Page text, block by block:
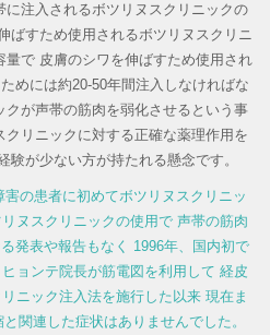
注入されるボツリヌスクリニックの
ばすため使用されるボツリヌスクリニ
量で 皮膚のシワを伸ばすため使用され
めには約20-50年間注入しなければな
クが声帯の筋肉を弱化させるという事
クリニックに対する正確な薬理作用を
験が少ない方が持たれる懸念です。
の患者に初めてボツリヌスクリニッ
ヌスクリニックの使用で 声帯の筋肉
発表や報告もなく
1996年、国内初で
ョンテ院長が筋電図を利用して 経皮
ニック注入法を施行した以来現在ま
関連した症状はありませんでした。